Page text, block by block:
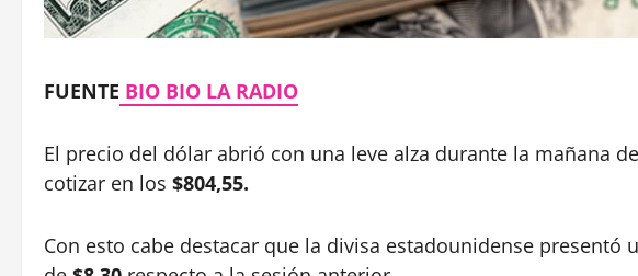
FUENTE BIO BIO LA RADIO
El precio del dólar abrió con una leve alza durante la mañana
cotizar en los $804,55.
Con esto cabe destacar que la divisa estadounidense presentó